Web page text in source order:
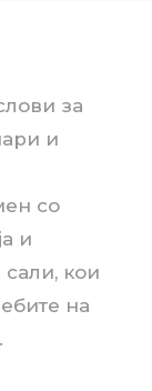
за
и
со
и
кои
на